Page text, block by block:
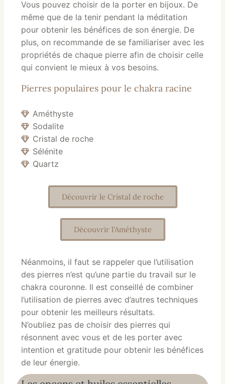
Vous pouvez choisir de la porter en bijoux. De
même que de la tenir pendant la méditation
pour obtenir les bénéfices de son énergie. De
plus, on recommande de se familiariser avec les
propriétés de chaque pierre afin de choisir celle
qui convient le mieux à vos besoins.
Pierres populaires pour le chakra racine
Améthyste
Sodalite
Cristal de roche
Sélénite
Quartz
Découvrir le Cristal de roche
Découvrir l'Améthyste
Néanmoins, il faut se rappeler que l’utilisation
des pierres n’est qu’une partie du travail sur le
chakra couronne. Il est conseillé de combiner
l’utilisation de pierres avec d’autres techniques
pour obtenir les meilleurs résultats.
N’oubliez pas de choisir des pierres qui
résonnent avec vous et de les porter avec
intention et gratitude pour obtenir les bénéfices
de leur énergie.